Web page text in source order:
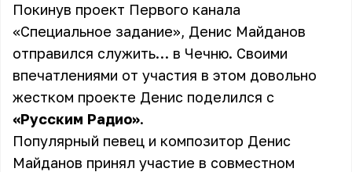
Покинув проект Первого канала
«Специальное задание», Денис Майданов
отправился служить… в Чечню. Своими
впечатлениями от участия в этом довольно
жестком проекте Денис поделился с
«Русским Радио».
Популярный певец и композитор Денис
Майданов принял участие в совместном